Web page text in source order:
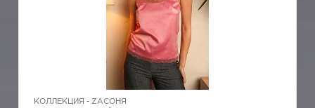
КОЛЛЕКЦИЯ - ZAСОНЯ